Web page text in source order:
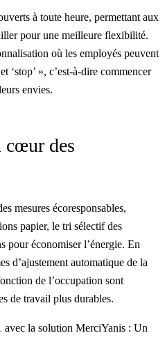
à toute heure, permettant aux
pour une meilleure flexibilité.
où les employés peuvent
‘stop’ », c’est-à-dire commencer
envies.
cœur des
mesures écoresponsables,
papier, le tri sélectif des
pour économiser l’énergie. En
d’ajustement automatique de la
de l’occupation sont
de travail plus durables.
avec la solution MerciYanis : Un